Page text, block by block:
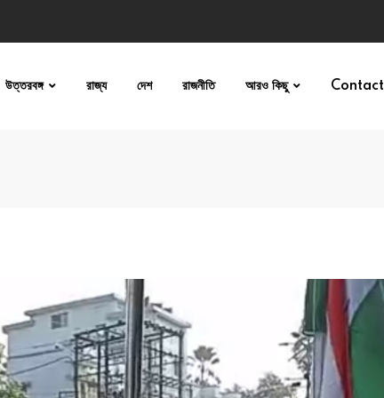
উত্তরবঙ্গ রাজ্য দেশ রাজনীতি আরও কিছু Contact